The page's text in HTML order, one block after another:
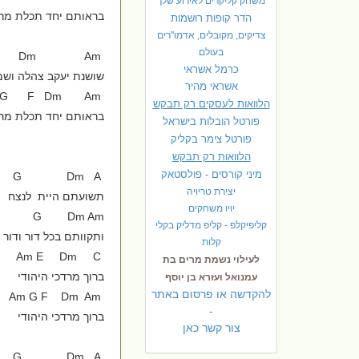
הדר קופות רושמות
צדיקים, מקובלים, אדמו"רים
בעולם
כרמל אשראי
אשראי מהיר
הלוואות לעסקים רק תבקש
פורטל הובלות בישראל
פורטל צימר בקליק
הלוואות רק תבקש
מיני קורסים - פולסטאק
יצירת טריויה
יויו משחקים
קליפיקלפ - קליפ מדליק בקלי
קלות
לעילוי נשמת מרים בת
עמנואל ועזרא בן יוסף
להקדשה או פרסום באתר
-
צור קשר כאן
בראותם יחד תכלת
שושנת יעקב צהלה
בראותם יחד תכלת
תשועתם היית לנצח
G Dm Am
ותקוותם בכל דור ודור
ברוך מרדכי היהודי
ברוך מרדכי היהודי